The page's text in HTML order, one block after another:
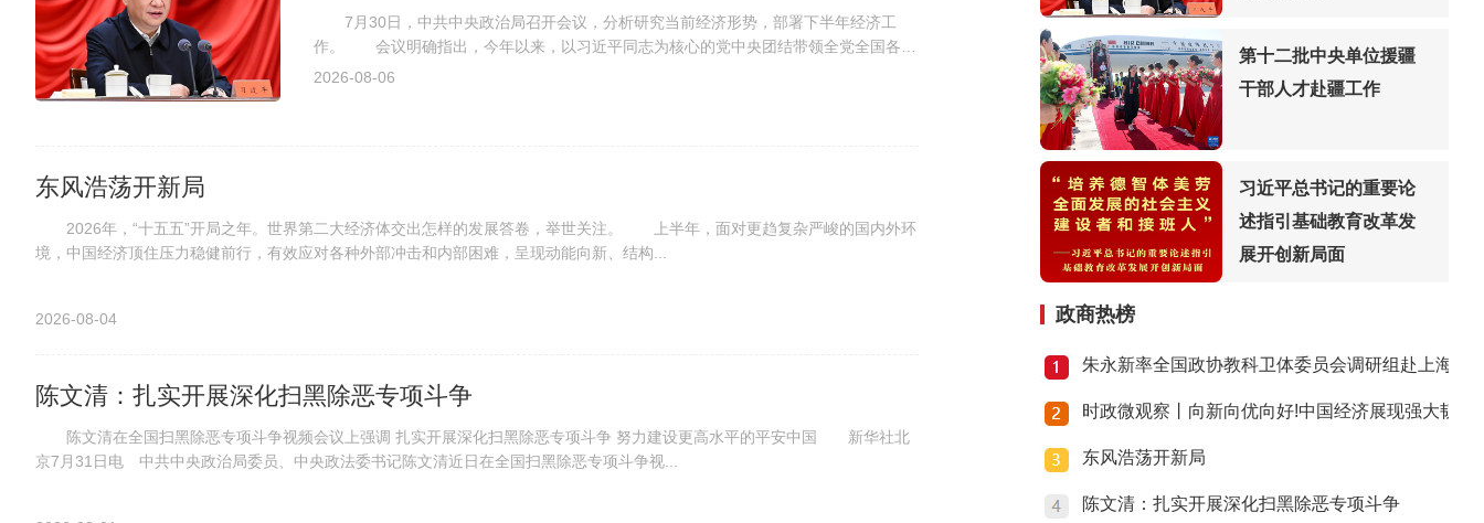
7月30日，中共中央政治局召开会议，分析研究当前经济形势，部署下半年经济工
作。 会议明确指出，今年以来，以习近平同志为核心的党中央团结带领全党全国各族
人民锐意进取、奋勇拼搏，坚持统筹国内国际两个...
2026-08-06
东风浩荡开新局
2026年，“十五五”开局之年。世界第二大经济体交出怎样的发展答卷，举世关注。 上半年，面对更趋复杂严峻的国内外环
境，中国经济顶住压力稳健前行，有效应对各种外部冲击和内部困难，呈现动能向新、结构...
2026-08-04
陈文清：扎实开展深化扫黑除恶专项斗争
陈文清在全国扫黑除恶专项斗争视频会议上强调 扎实开展深化扫黑除恶专项斗争 努力建设更高水平的平安中国 新华社北
京7月31日电 中共中央政治局委员、中央政法委书记陈文清近日在全国扫黑除恶专项斗争视...
第十二批中央单位援疆
干部人才赴疆工作
习近平总书记的重要论
述指引基础教育改革发
展开创新局面
工智能大会暨人工智能
幕式并发表主旨讲话
政商热榜
朱永新率全国政协教科卫体委员会调研组赴上海江
时政微观察丨向新向优向好!中国经济展现强大韧性
东风浩荡开新局
陈文清：扎实开展深化扫黑除恶专项斗争